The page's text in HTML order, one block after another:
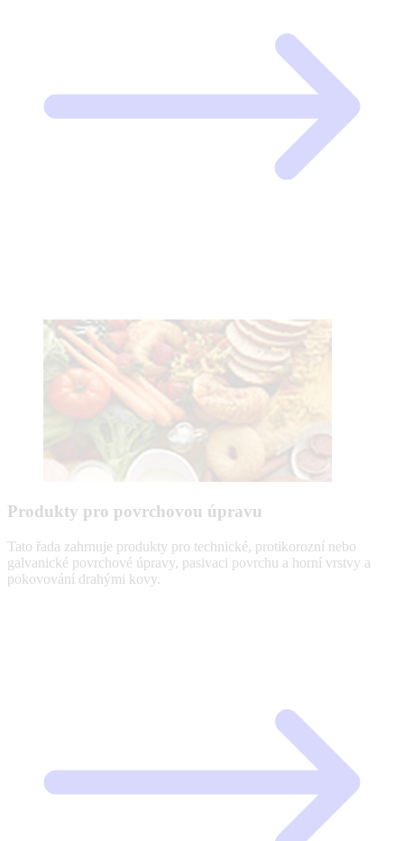
Produkty pro povrchovou úpravu
Tato řada zahrnuje produkty pro technické, protikorozní nebo
galvanické povrchové úpravy, pasivaci povrchu a horní vrstvy a
pokovování drahými kovy.